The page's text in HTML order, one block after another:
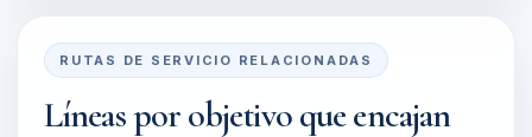
RUTAS DE SERVICIO RELACIONADAS
Líneas por objetivo que encajan